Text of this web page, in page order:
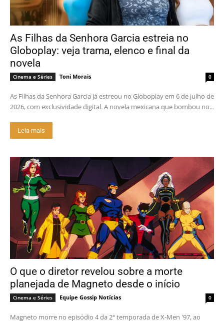
As Filhas da Senhora Garcia estreia no
Globoplay: veja trama, elenco e final da
novela
Cinema e Séries Toni Morais 0
As Filhas da Senhora Garcia já estreou no Globoplay em 6 de julho de
2026, com exclusividade digital. A novela mexicana que bombou no...
Leia mais
O que o diretor revelou sobre a morte
planejada de Magneto desde o início
Cinema e Séries Equipe Gossip Notícias 0
Magneto morre no episódio 4 da 2ª temporada de X-Men '97, ao